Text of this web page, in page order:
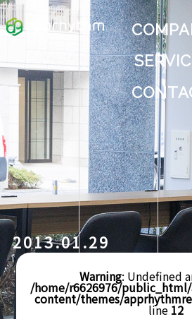
2013.01.29
Warning: Undefined
/home/r6626976/
content/themes/
line 12